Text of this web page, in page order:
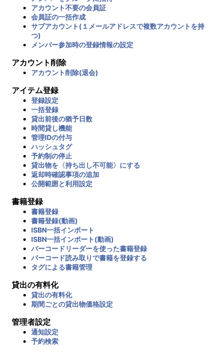
アカウント不要の会員証
会員証の一括作成
サブアカウント(１メールアドレスで複数アカウントを持
つ)
メンバー参加時の登録情報の設定
アカウント削除
アカウント削除(退会)
アイテム登録
登録設定
一括登録
貸出前後の猶予日数
時間貸し機能
管理IDの付与
ハッシュタグ
予約制の停止
貸出物を〈持ち出し不可能〉にする
返却時確認事項の追加
公開範囲と利用設定
書籍登録
書籍登録
書籍登録(動画)
ISBN一括インポート
ISBN一括インポート(動画)
バーコードリーダーを使った書籍登録
バーコード読み取りで書籍を登録する
タグによる書籍管理
貸出の有料化
貸出の有料化
期間ごとの貸出物価格設定
管理者設定
通知設定
予約検索